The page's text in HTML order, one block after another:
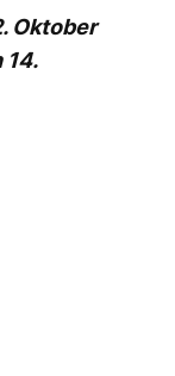
Oktober
14.